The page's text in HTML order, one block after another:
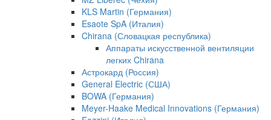
KLS Martin (Германия)
Esaote SpA (Италия)
Chirana (Словацкая республика)
Аппараты искусственной вентиляции
легких Chirana
Астрокард (Россия)
General Electric (США)
BOWA (Германия)
Meyer-Haake Medical Innovations (Германия)